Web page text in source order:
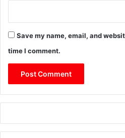
Save my name, email, and
time I comment.